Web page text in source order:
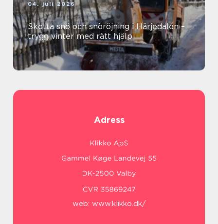
04. juli 2026
Skotta snö och snöröjning i Härjedalen –
trygg vinter med rätt hjälp
Adress
web: www.klikko.dk/